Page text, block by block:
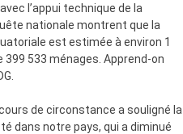
l’appui technique de la
nationale montrent que la
est estimée à environ 1
533 ménages. Apprend-on
de circonstance a souligné la
dans notre pays, qui a diminué